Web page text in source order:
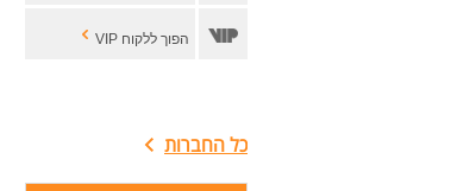
הפוך ללקוח VIP
כל החברות